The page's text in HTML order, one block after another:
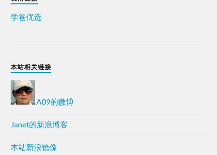
学爸优选
本站相关链接
A09的微博
Janet的新浪博客
本站新浪镜像